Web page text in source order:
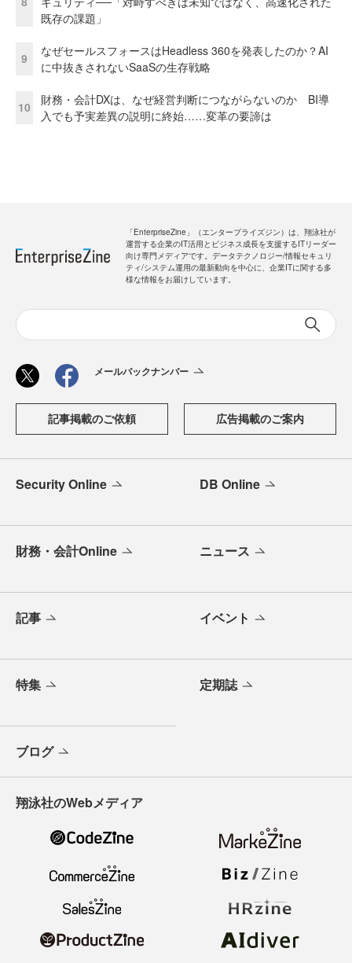
既存の課題」
9
なぜセールスフォースはHeadless 360を発表したのか？AI
に中抜きされないSaaSの生存戦略
10
財務・会計DXは、なぜ経営判断につながらないのか BI導
入でも予実差異の説明に終始……変革の要諦は
「EnterpriseZine」（エンタープライズジン）は、翔泳社が
運営する企業のIT活用とビジネス成長を支援するITリーダー
向け専門メディアです。データテクノロジー/情報セキュリ
ティ/システム運用の最新動向を中心に、企業ITに関する多
様な情報をお届けしています。
メールバックナンバー
記事掲載のご依頼 広告掲載のご案内
Security Online DB Online
財務・会計Online ニュース
記事 イベント
特集 定期誌
ブログ
翔泳社のWebメディア